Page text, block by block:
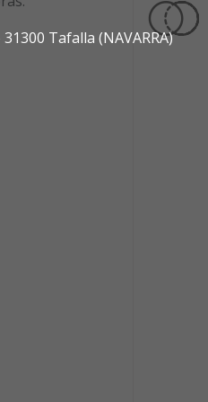
Tafalla (NAVARRA)